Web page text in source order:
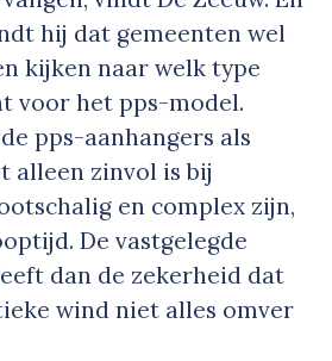
hij dat gemeenten wel
kijken naar welk type
voor het pps-model.
pps-aanhangers als
alleen zinvol is bij
en complex zijn,
De vastgelegde
dan de zekerheid dat
wind niet alles omver